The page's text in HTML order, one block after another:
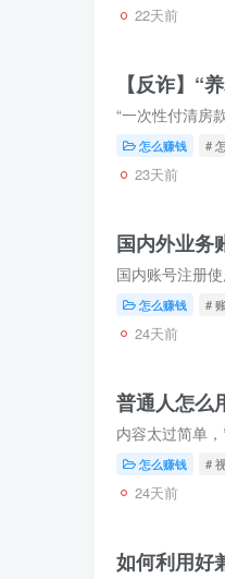
22天前
【反诈】​​“
怎么赚钱 #
23天前
国内外业务
怎么赚钱 #
24天前
普通人怎么
内容太过简单
怎么赚钱 #
24天前
如何利用好